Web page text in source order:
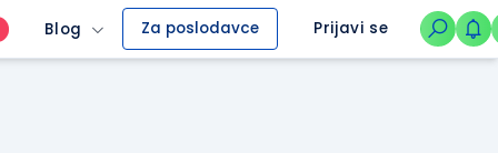
Blog Za poslodavce Prijavi se